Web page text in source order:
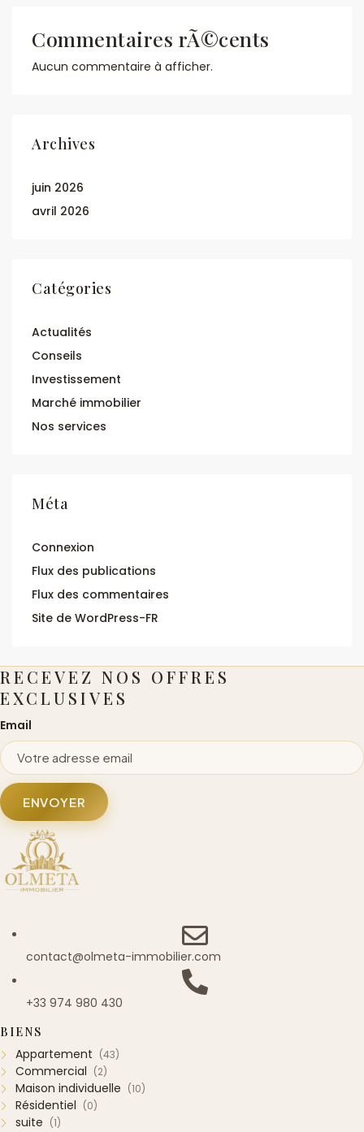
Commentaires rÃ©cents
Aucun commentaire à afficher.
Archives
juin 2026
avril 2026
Catégories
Actualités
Conseils
Investissement
Marché immobilier
Nos services
Méta
Connexion
Flux des publications
Flux des commentaires
Site de WordPress-FR
RECEVEZ NOS OFFRES
EXCLUSIVES
Email
ENVOYER
contact@olmeta-immobilier.com
+33 974 980 430
BIENS
Appartement (43)
Commercial (2)
Maison individuelle (10)
Résidentiel (0)
suite (1)